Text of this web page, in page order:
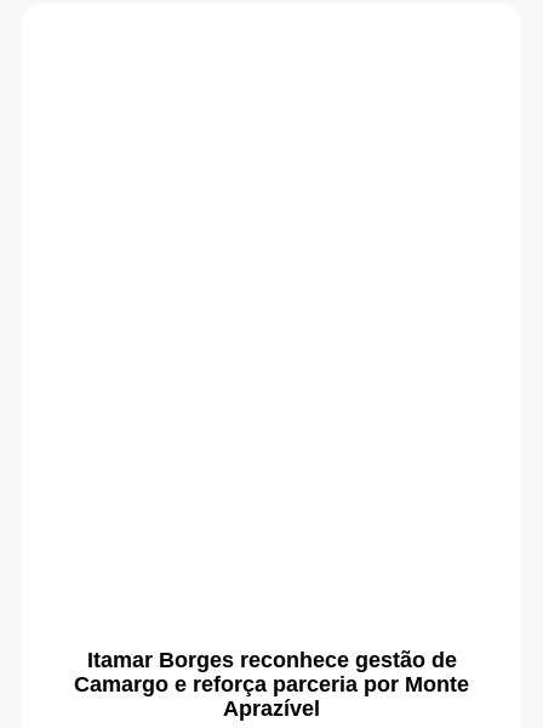
Itamar Borges reconhece gestão de
Camargo e reforça parceria por Monte
Aprazível